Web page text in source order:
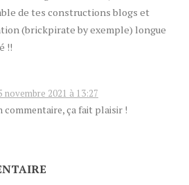
de tes constructions blogs et
(brickpirate by exemple) longue
!!
novembre 2021 à 13:27
commentaire, ça fait plaisir !